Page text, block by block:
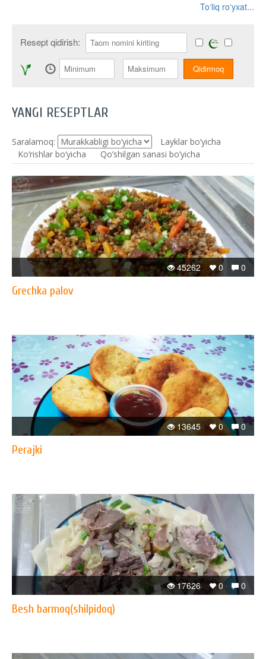
To‘liq ro‘yxat...
Resept qidirish:
YANGI RESEPTLAR
Saralamoq:
Layklar bo’yicha
Ko‘rishlar bo‘yicha
Qo’shilgan sanasi bo’yicha
0
0
45262
​Grechka palov
0
0
13645
Perajki
0
0
17626
Besh barmoq(shilpidoq)